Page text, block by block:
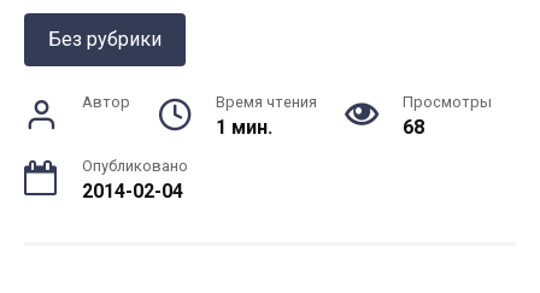
Без рубрики
Автор Время чтения
1 мин.
Просмотры
68
Опубликовано
2014-02-04